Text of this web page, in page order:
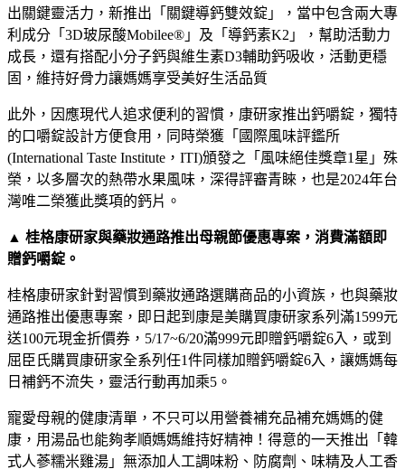
出關鍵靈活力，新推出「關鍵導鈣雙效錠」，當中包含兩大專
利成分「3D玻尿酸Mobilee®」及「導鈣素K2」，幫助活動力
成長，還有搭配小分子鈣與維生素D3輔助鈣吸收，活動更穩
固，維持好骨力讓媽媽享受美好生活品質
此外，因應現代人追求便利的習慣，康研家推出鈣嚼錠，獨特
的口嚼錠設計方便食用，同時榮獲「國際風味評鑑所
(International Taste Institute，ITI)頒發之「風味絕佳獎章1星」殊
榮，以多層次的熱帶水果風味，深得評審青睞，也是2024年台
灣唯二榮獲此獎項的鈣片。
▲ 桂格康研家與藥妝通路推出母親節優惠專案，消費滿額即
贈鈣嚼錠。
桂格康研家針對習慣到藥妝通路選購商品的小資族，也與藥妝
通路推出優惠專案，即日起到康是美購買康研家系列滿1599元
送100元現金折價券，5/17~6/20滿999元即贈鈣嚼錠6入，或到
屈臣氏購買康研家全系列任1件同樣加贈鈣嚼錠6入，讓媽媽每
日補鈣不流失，靈活行動再加乘5。
寵愛母親的健康清單，不只可以用營養補充品補充媽媽的健
康，用湯品也能夠孝順媽媽維持好精神！得意的一天推出「韓
式人蔘糯米雞湯」無添加人工調味粉、防腐劑、味精及人工香